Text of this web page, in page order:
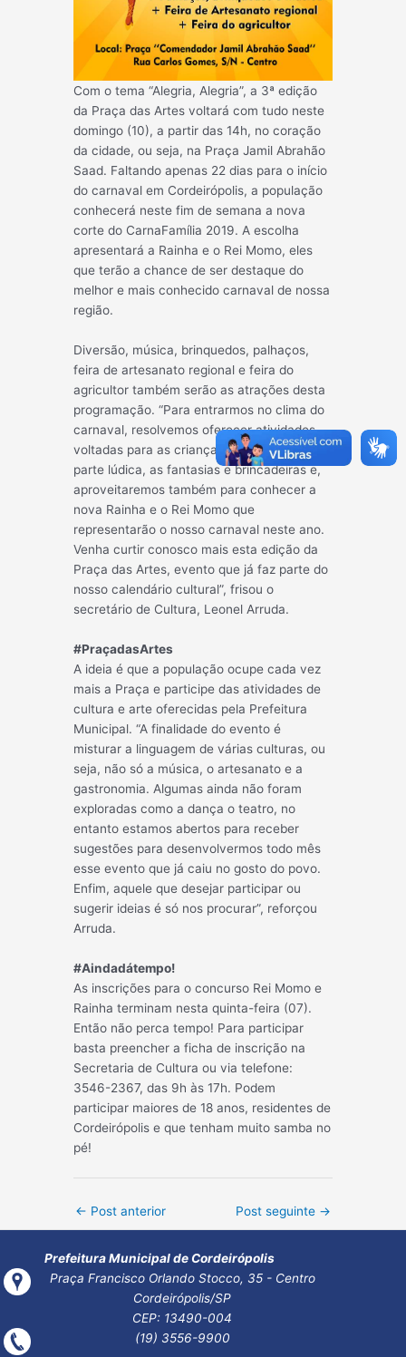
Com o tema “Alegria, Alegria”, a 3ª edição
da Praça das Artes voltará com tudo neste
domingo (10), a partir das 14h, no coração
da cidade, ou seja, na Praça Jamil Abrahão
Saad. Faltando apenas 22 dias para o início
do carnaval em Cordeirópolis, a população
conhecerá neste fim de semana a nova
corte do CarnaFamília 2019. A escolha
apresentará a Rainha e o Rei Momo, eles
que terão a chance de ser destaque do
melhor e mais conhecido carnaval de nossa
região.
Diversão, música, brinquedos, palhaços,
feira de artesanato regional e feira do
agricultor também serão as atrações desta
programação. “Para entrarmos no clima do
carnaval, resolvemos oferecer atividades
voltadas para as crianças, enaltecendo a
parte lúdica, as fantasias e brincadeiras e,
aproveitaremos também para conhecer a
nova Rainha e o Rei Momo que
representarão o nosso carnaval neste ano.
Venha curtir conosco mais esta edição da
Praça das Artes, evento que já faz parte do
nosso calendário cultural”, frisou o
secretário de Cultura, Leonel Arruda.
#PraçadasArtes
A ideia é que a população ocupe cada vez
mais a Praça e participe das atividades de
cultura e arte oferecidas pela Prefeitura
Municipal. “A finalidade do evento é
misturar a linguagem de várias culturas, ou
seja, não só a música, o artesanato e a
gastronomia. Algumas ainda não foram
exploradas como a dança o teatro, no
entanto estamos abertos para receber
sugestões para desenvolvermos todo mês
esse evento que já caiu no gosto do povo.
Enfim, aquele que desejar participar ou
sugerir ideias é só nos procurar”, reforçou
Arruda.
#Aindadátempo!
As inscrições para o concurso Rei Momo e
Rainha terminam nesta quinta-feira (07).
Então não perca tempo! Para participar
basta preencher a ficha de inscrição na
Secretaria de Cultura ou via telefone:
3546-2367, das 9h às 17h. Podem
participar maiores de 18 anos, residentes de
Cordeirópolis e que tenham muito samba no
pé!
Post
← Post anterior Post seguinte →
Prefeitura Municipal de Cordeirópolis
Praça Francisco Orlando Stocco, 35 - Centro
Cordeirópolis/SP
CEP: 13490-004
(19) 3556-9900